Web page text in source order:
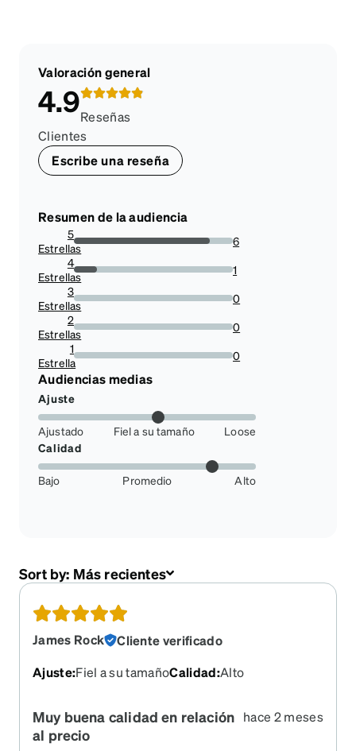
Valoración general
4.9Reseñas
Clientes
Escribe una reseña
Resumen de la audiencia
5
Estrellas85.71428571428571%
6
4
Estrellas14.285714285714285%
1
3
Estrellas
0%
0
2
Estrellas
0%
0
1
Estrella0%
0
Audiencias medias
Ajuste
Ajustado Fiel a su tamaño
Loose
Calidad
Bajo Promedio Alto
Sort by: Más recientes
James Rock
Cliente verificado
Ajuste:Fiel a su tamañoCalidad:Alto
Muy buena calidad en relación
al precio
hace 2 meses